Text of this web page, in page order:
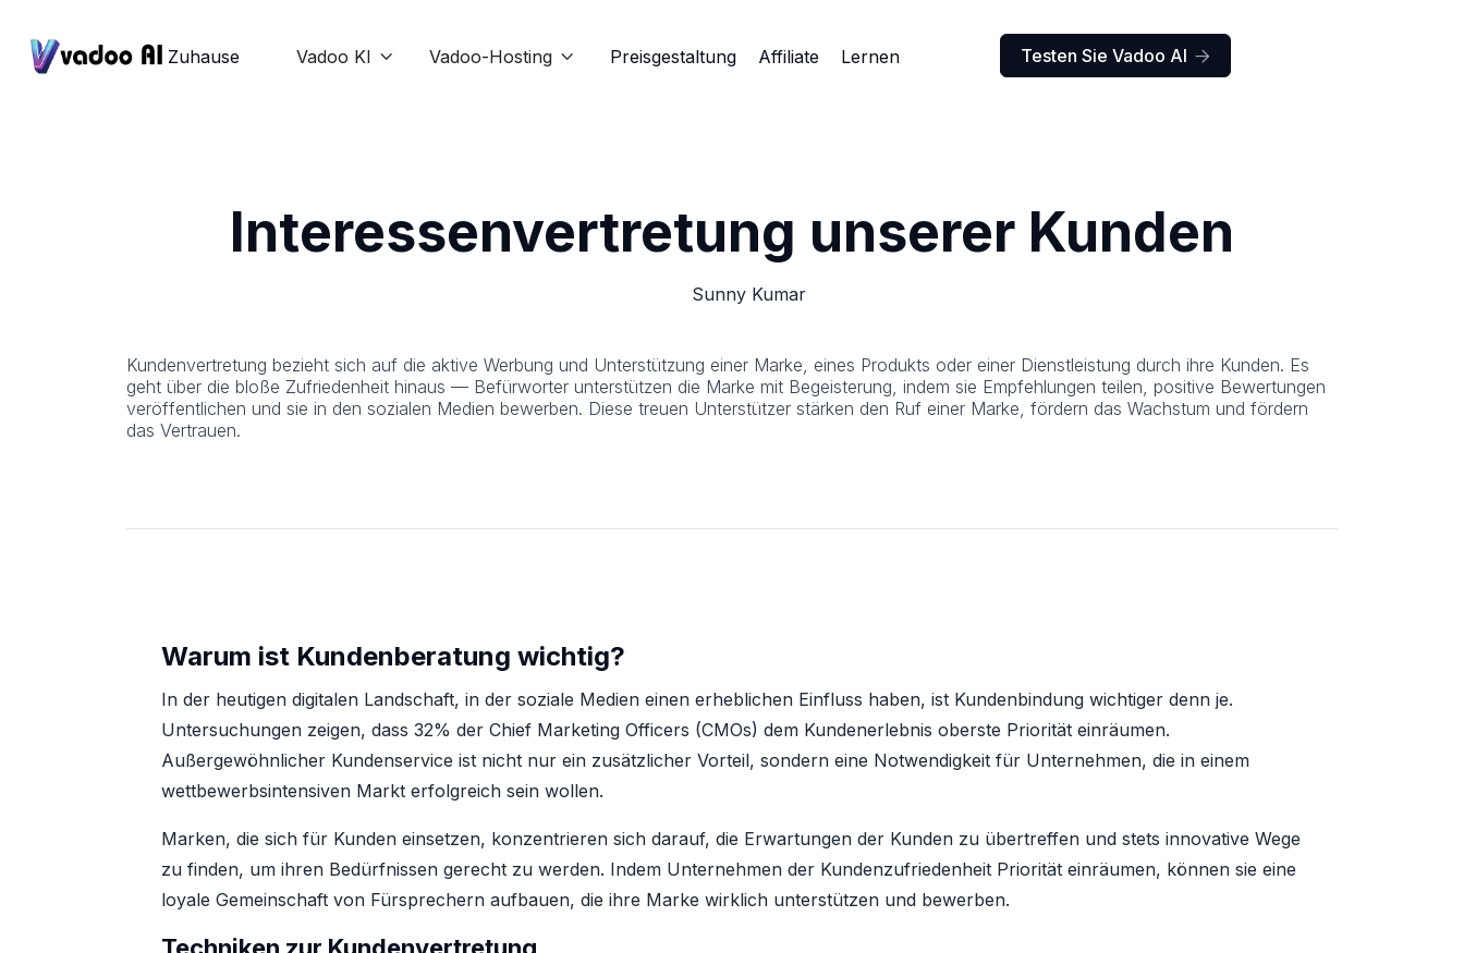
Zuhause Vadoo KI  Vadoo-Hosting  Preisgestaltung Affiliate Lernen Testen Sie Vadoo AI 
Interessenvertretung unserer Kunden
Sunny Kumar
Kundenvertretung bezieht sich auf die aktive Werbung und Unterstützung einer Marke, eines Produkts oder einer Dienstleistung durch ihre Kunden. Es
geht über die bloße Zufriedenheit hinaus — Befürworter unterstützen die Marke mit Begeisterung, indem sie Empfehlungen teilen, positive Bewertungen
veröffentlichen und sie in den sozialen Medien bewerben. Diese treuen Unterstützer stärken den Ruf einer Marke, fördern das Wachstum und fördern
das Vertrauen.
Warum ist Kundenberatung wichtig?
In der heutigen digitalen Landschaft, in der soziale Medien einen erheblichen Einfluss haben, ist Kundenbindung wichtiger denn je.
Untersuchungen zeigen, dass 32% der Chief Marketing Officers (CMOs) dem Kundenerlebnis oberste Priorität einräumen.
Außergewöhnlicher Kundenservice ist nicht nur ein zusätzlicher Vorteil, sondern eine Notwendigkeit für Unternehmen, die in einem
wettbewerbsintensiven Markt erfolgreich sein wollen.
Marken, die sich für Kunden einsetzen, konzentrieren sich darauf, die Erwartungen der Kunden zu übertreffen und stets innovative Wege
zu finden, um ihren Bedürfnissen gerecht zu werden. Indem Unternehmen der Kundenzufriedenheit Priorität einräumen, können sie eine
loyale Gemeinschaft von Fürsprechern aufbauen, die ihre Marke wirklich unterstützen und bewerben.